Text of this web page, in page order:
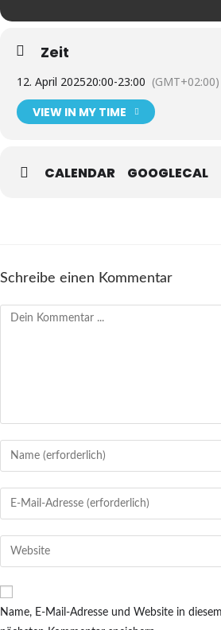
Zeit
12. April 202520:00-23:00 (GMT+02:00)
VIEW IN MY TIME
CALENDAR GOOGLECAL
Schreibe einen Kommentar
Kommentieren
Gib
deinen
Namen
oder
zum
Kommentieren
ein
Gib
deine
E-
Mail-
zum
Kommentieren
Gib
deine
Website-
Name, E-Mail-Adresse und Website in